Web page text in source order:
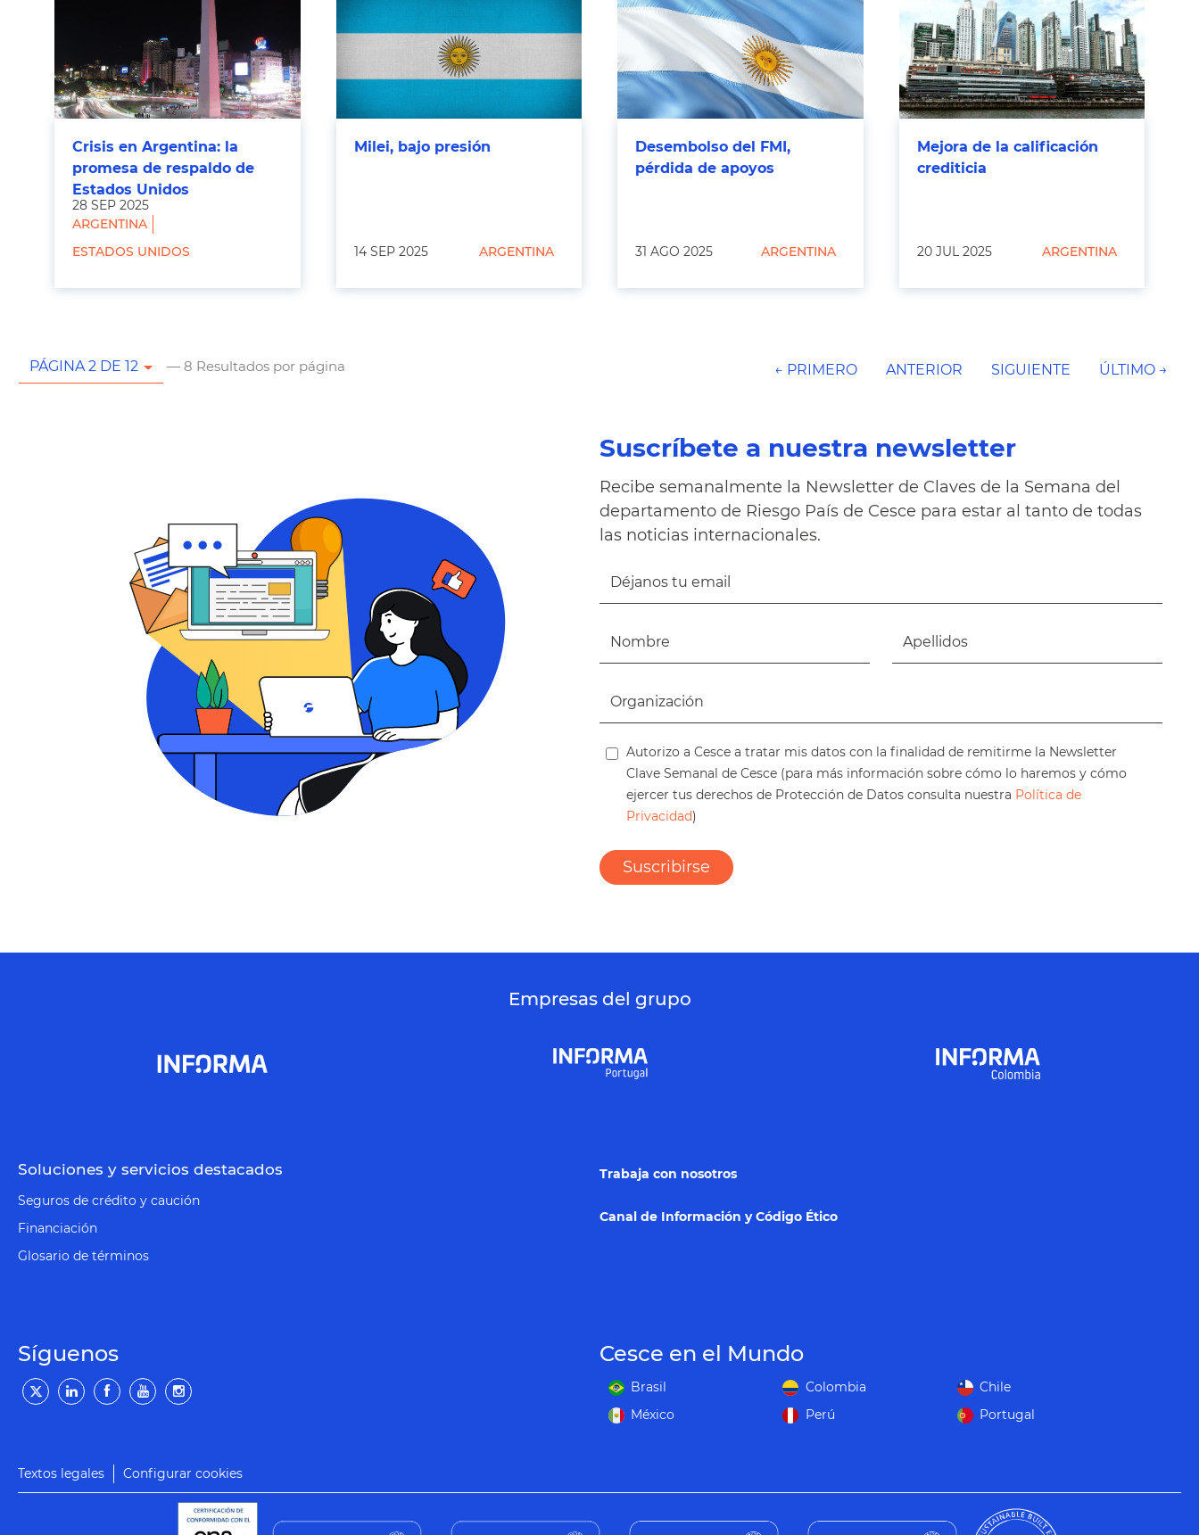
Crisis en Argentina: la
promesa de respaldo de
Estados Unidos
28 SEP 2025
ARGENTINA
ESTADOS UNIDOS
Milei, bajo presión
14 SEP 2025 ARGENTINA
Desembolso del FMI,
pérdida de apoyos
31 AGO 2025 ARGENTINA
Mejora de la calificación
crediticia
20 JUL 2025 ARGENTINA
PÁGINA 2 DE 12 — 8 Resultados por página ← PRIMERO ANTERIOR SIGUIENTE ÚLTIMO →
Suscríbete a nuestra newsletter
Recibe semanalmente la Newsletter de Claves de la Semana del
departamento de Riesgo País de Cesce para estar al tanto de todas
las noticias internacionales.
Autorizo a Cesce a tratar mis datos con la finalidad de remitirme la Newsletter
Clave Semanal de Cesce (para más información sobre cómo lo haremos y cómo
ejercer tus derechos de Protección de Datos consulta nuestra Política de
Privacidad)
Empresas del grupo
Soluciones y servicios destacados
Seguros de crédito y caución
Financiación
Glosario de términos
Trabaja con nosotros
Canal de Información y Código Ético
Síguenos Cesce en el Mundo
Brasil Colombia
Chile
México
Perú Portugal
Textos legales Configurar cookies